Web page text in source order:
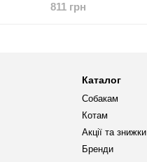
811 грн
Каталог
Собакам
Котам
Акції та знижки
Бренди